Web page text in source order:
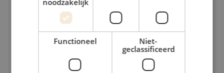
noodzakelijk
Functioneel
Niet-
geclassificeerd